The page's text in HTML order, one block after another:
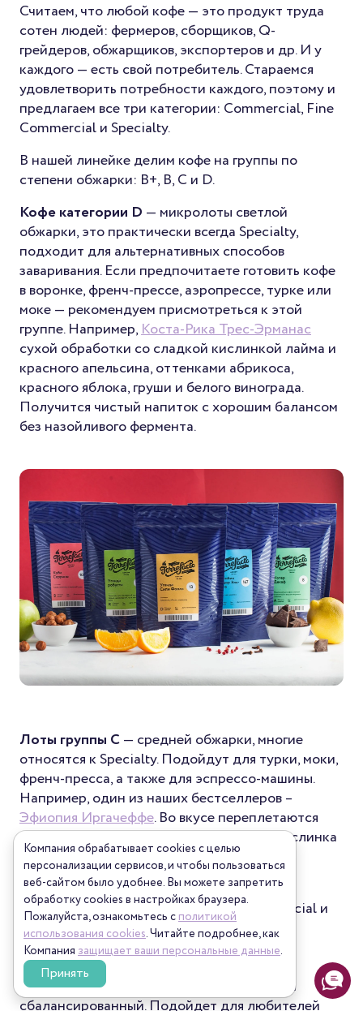
Считаем, что любой кофе — это продукт труда
сотен людей: фермеров, сборщиков, Q-
грейдеров, обжарщиков, экспортеров и др. И у
каждого — есть свой потребитель. Стараемся
удовлетворить потребности каждого, поэтому и
предлагаем все три категории: Commercial, Fine
Commercial и Specialty.
В нашей линейке делим кофе на группы по
степени обжарки: B+, B, C и D.
Кофе категории D — микролоты светлой
обжарки, это практически всегда Specialty,
подходит для альтернативных способов
заваривания. Если предпочитаете готовить кофе
в воронке, френч-прессе, аэропрессе, турке или
моке — рекомендуем присмотреться к этой
группе. Например,Коста-Рика Трес-Эрманас
сухой обработки со сладкой кислинкой лайма и
красного апельсина, оттенками абрикоса,
красного яблока, груши и белого винограда.
Получится чистый напиток с хорошим балансом
без назойливого фермента.
Лоты группы C— средней обжарки, многие
относятся к Specialty. Подойдут для турки, моки,
френч-пресса, а также для эспрессо-машины.
Например, один из наших бестселлеров –
Эфиопия Иргачеффе. Во вкусе переплетаются
сладкие цветочные оттенки, лимонная кислинка
и ноты бергамота.
Кофе группы B и B+— обжарен темнее, в
основном это продукт категории Commercial и
Fine Commercial, но есть и Specialty. Там
встречаются очень неплохие лоты, все — с
оценкой 80+ по рейтингу SCA. Кофе с
интересным вкусовым профилем, чистый и
сбалансированный. Подойдет для любителей
Компания обрабатывает cookies с целью
персонализации сервисов, и чтобы пользоваться
веб-сайтом было удобнее. Вы можете запретить
обработку сookies в настройках браузера.
Пожалуйста, ознакомьтесь сполитикой
использования cookies. Читайте подробнее, как
Компания защищает ваши персональные данные.
Принять